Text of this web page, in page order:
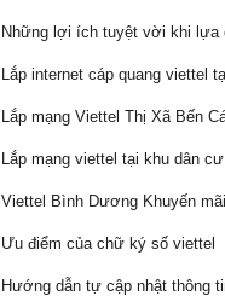
Những lợi ích tuyệt vời khi lựa
Lắp internet cáp quang viettel
Lắp mạng Viettel Thị Xã Bến
Lắp mạng viettel tại khu dân
Viettel Bình Dương Khuyến
Ưu điểm của chữ ký số viettel
Hướng dẫn tự cập nhật thông